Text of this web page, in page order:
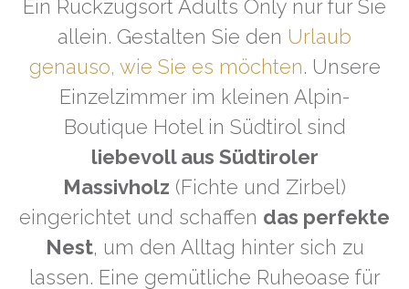
Ein Rückzugsort Adults Only nur für Sie
allein. Gestalten Sie den Urlaub
genauso, wie Sie es möchten. Unsere
Einzelzimmer im kleinen Alpin-
Boutique Hotel in Südtirol sind
liebevoll aus Südtiroler
Massivholz (Fichte und Zirbel)
eingerichtet und schaffen das perfekte
Nest, um den Alltag hinter sich zu
lassen. Eine gemütliche Ruheoase für